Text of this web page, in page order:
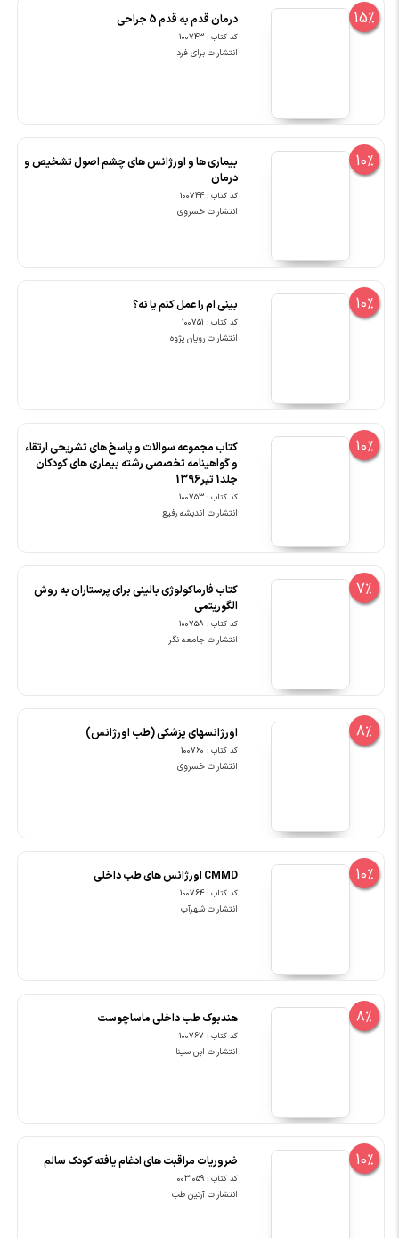
15% درمان قدم به قدم 5 جراحی
کد کتاب : 100743
انتشارات برای فردا
10%
بیماری ها و اورژانس های چشم اصول تشخیص و
درمان
کد کتاب : 100744
انتشارات خسروی
10% بینی ام را عمل کنم یا نه؟
کد کتاب : 100751
انتشارات رویان پژوه
10%
کتاب مجموعه سوالات و پاسخ های تشریحی ارتقاء
و گواهینامه تخصصی رشته بیماری های کودکان
جلد1 تیر1396
کد کتاب : 100753
انتشارات اندیشه رفیع
7%
کتاب فارماکولوژی بالینی برای پرستاران به روش
الگوریتمی
کد کتاب : 100758
انتشارات جامعه نگر
8% اورژانسهای پزشکی (طب اورژانس)
کد کتاب : 100760
انتشارات خسروی
10% CMMD اورژانس های طب داخلی
کد کتاب : 100764
انتشارات شهرآب
8% هندبوک طب داخلی ماساچوست
کد کتاب : 100767
انتشارات ابن سینا
10% ضروریات مراقبت های ادغام یافته کودک سالم
کد کتاب : 0031059
انتشارات آرتین طب